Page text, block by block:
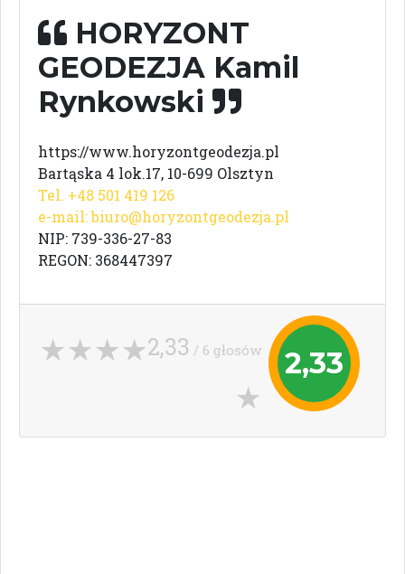
HORYZONT
GEODEZJA Kamil
Rynkowski
https://www.horyzontgeodezja.pl
Bartąska 4 lok.17, 10-699 Olsztyn
Tel. +48 501 419 126
e-mail:biuro@horyzontgeodezja.pl
NIP: 739-336-27-83
REGON: 368447397
2,33
2,33 / 6 głosów